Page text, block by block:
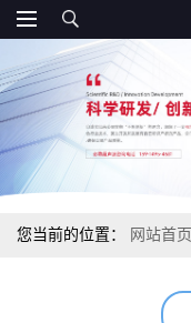
您当前的位置： 网站首页